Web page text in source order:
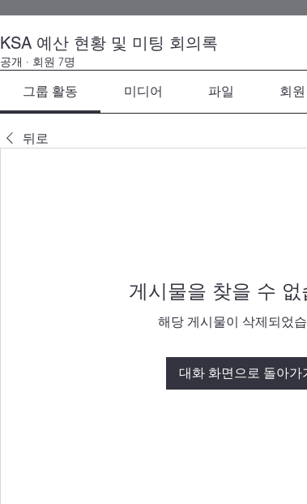
KSA 예산 현황 및 미팅 회의록
공개 · 회원 7명
그룹 활동 미디어 파일 회원
뒤로
게시물을 찾을 수 없
해당 게시물이 삭제되었
대화 화면으로 돌아가